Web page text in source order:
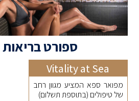
ספורט
Vitality at Sea
מפואר ספא המציע מגוון רחב
של טיפולים (בתוספת תשלום)